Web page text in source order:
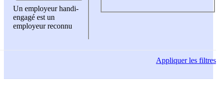
Un employeur handi-
engagé est un
employeur reconnu
Appliquerles filtres